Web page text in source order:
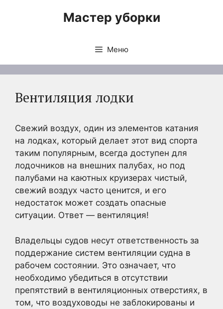
Мастер уборки
Меню
Вентиляция лодки
Свежий воздух, один из элементов катания
на лодках, который делает этот вид спорта
таким популярным, всегда доступен для
лодочников на внешних палубах, но под
палубами на каютных круизерах чистый,
свежий воздух часто ценится, и его
недостаток может создать опасные
ситуации. Ответ — вентиляция!
Владельцы судов несут ответственность за
поддержание систем вентиляции судна в
рабочем состоянии. Это означает, что
необходимо убедиться в отсутствии
препятствий в вентиляционных отверстиях, в
том, что воздуховоды не заблокированы и